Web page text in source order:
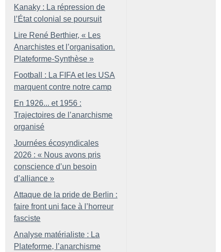
Kanaky : La répression de
l’État colonial se poursuit
Lire René Berthier, « Les
Anarchistes et l’organisation.
Plateforme-Synthèse »
Football : La FIFA et les USA
marquent contre notre camp
En 1926... et 1956 :
Trajectoires de l’anarchisme
organisé
Journées écosyndicales
2026 : « Nous avons pris
conscience d’un besoin
d’alliance »
Attaque de la pride de Berlin :
faire front uni face à l’horreur
fasciste
Analyse matérialiste : La
Plateforme, l’anarchisme